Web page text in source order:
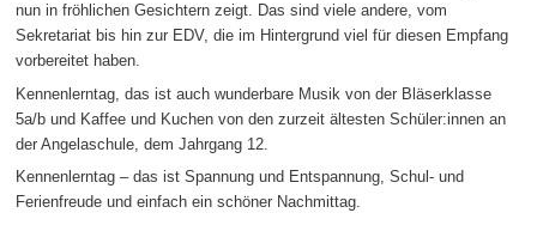
nun in fröhlichen Gesichtern zeigt. Das sind viele andere, vom
Sekretariat bis hin zur EDV, die im Hintergrund viel für diesen Empfang
vorbereitet haben.
Kennenlerntag, das ist auch wunderbare Musik von der Bläserklasse
5a/b und Kaffee und Kuchen von den zurzeit ältesten Schüler:innen an
der Angelaschule, dem Jahrgang 12.
Kennenlerntag – das ist Spannung und Entspannung, Schul- und
Ferienfreude und einfach ein schöner Nachmittag.